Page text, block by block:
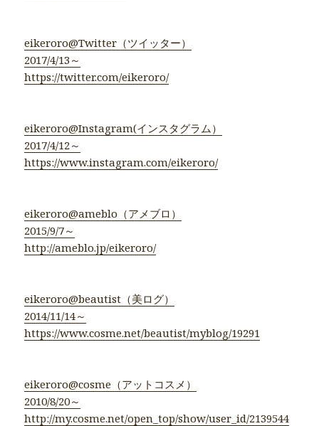
eikeroro@Twitter（ツイッター）
2017/4/13～
https://twitter.com/eikeroro/
eikeroro@Instagram(インスタグラム）
2017/4/12～
https://www.instagram.com/eikeroro/
eikeroro@ameblo（アメブロ）
2015/9/7～
http://ameblo.jp/eikeroro/
eikeroro@beautist（美ログ）
2014/11/14～
https://www.cosme.net/beautist/myblog/19291
eikeroro@cosme（アットコスメ）
2010/8/20～
http://my.cosme.net/open_top/show/user_id/2139544